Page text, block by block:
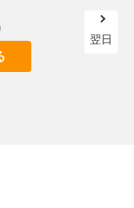
翌日